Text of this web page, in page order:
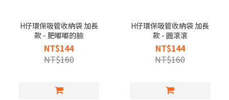
H仔環保吸管收納袋 加長
款 - 肥嘟嘟的臉
NT$144
NT$160
H仔環保吸管收納袋 加長
款 - 圓滾滾
NT$144
NT$160